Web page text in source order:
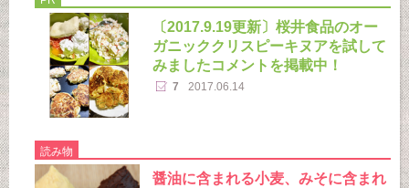
〔2017.9.19更新〕桜井食品のオー
ガニッククリスピーキヌアを試して
みましたコメントを掲載中！
7 2017.06.14
読み物
醤油に含まれる小麦、みそに含まれ